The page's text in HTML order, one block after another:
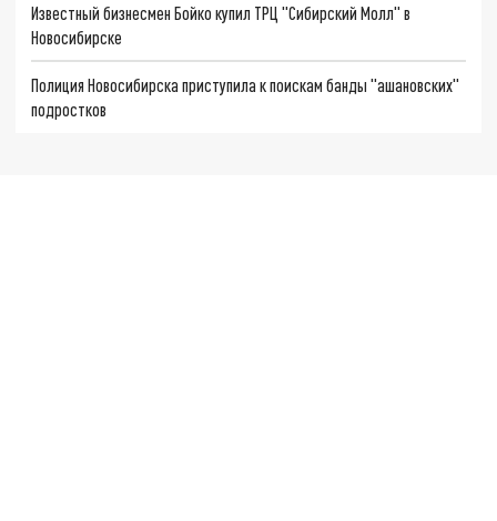
Известный бизнесмен Бойко купил ТРЦ "Сибирский Молл" в
Новосибирске
Полиция Новосибирска приступила к поискам банды "ашановских"
подростков